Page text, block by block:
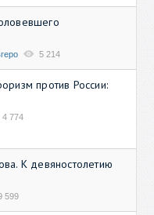
5 214
против России:
4 774
К девяностолетию
599